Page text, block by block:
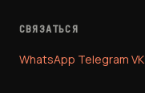
СВЯЗАТЬСЯ
WhatsApp Telegram VK